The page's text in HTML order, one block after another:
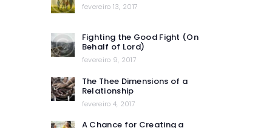
fevereiro 13, 2017
Fighting the Good Fight (On
Behalf of Lord)
fevereiro 9, 2017
The Thee Dimensions of a
Relationship
fevereiro 4, 2017
A Chance for Creating a